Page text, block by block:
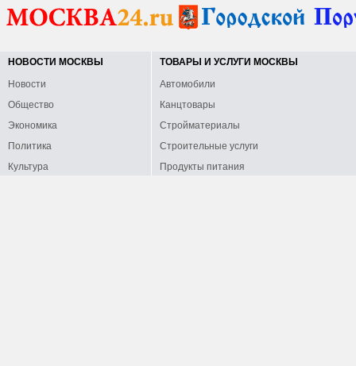
НОВОСТИ МОСКВЫ
Новости
Общество
Экономика
Политика
Культура
ТОВАРЫ И УСЛУГИ МОСКВЫ
Автомобили
Канцтовары
Стройматериалы
Строительные услуги
Продукты питания